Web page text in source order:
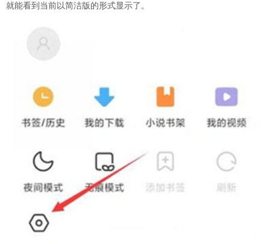
就能看到当前以简洁版的形式显示了。